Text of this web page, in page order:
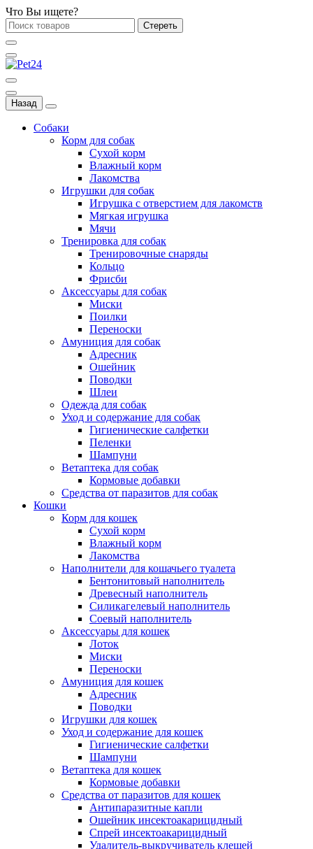
Что Вы ищете?
Стереть
Назад
Собаки
Корм для собак
Сухой корм
Влажный корм
Лакомства
Игрушки для собак
Игрушка с отверстием для лакомств
Мягкая игрушка
Мячи
Тренировка для собак
Тренировочные снаряды
Кольцо
Фрисби
Аксессуары для собак
Миски
Поилки
Переноски
Амуниция для собак
Адресник
Ошейник
Поводки
Шлеи
Одежда для собак
Уход и содержание для собак
Гигиенические салфетки
Пеленки
Шампуни
Ветаптека для собак
Кормовые добавки
Средства от паразитов для собак
Кошки
Корм для кошек
Сухой корм
Влажный корм
Лакомства
Наполнители для кошачьего туалета
Бентонитовый наполнитель
Древесный наполнитель
Силикагелевый наполнитель
Соевый наполнитель
Аксессуары для кошек
Лоток
Миски
Переноски
Амуниция для кошек
Адресник
Поводки
Игрушки для кошек
Уход и содержание для кошек
Гигиенические салфетки
Шампуни
Ветаптека для кошек
Кормовые добавки
Средства от паразитов для кошек
Антипаразитные капли
Ошейник инсектоакарицидный
Спрей инсектоакарицидный
Удалитель-выкручиватель клещей